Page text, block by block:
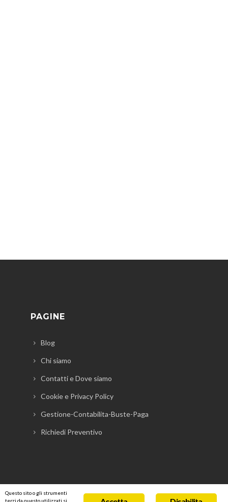
PAGINE
Blog
Chi siamo
Contatti e Dove siamo
Cookie e Privacy Policy
Gestione-Contabilita-Buste-Paga
Richiedi Preventivo
Questo sito o gli strumenti
terzi da questo utilizzati si